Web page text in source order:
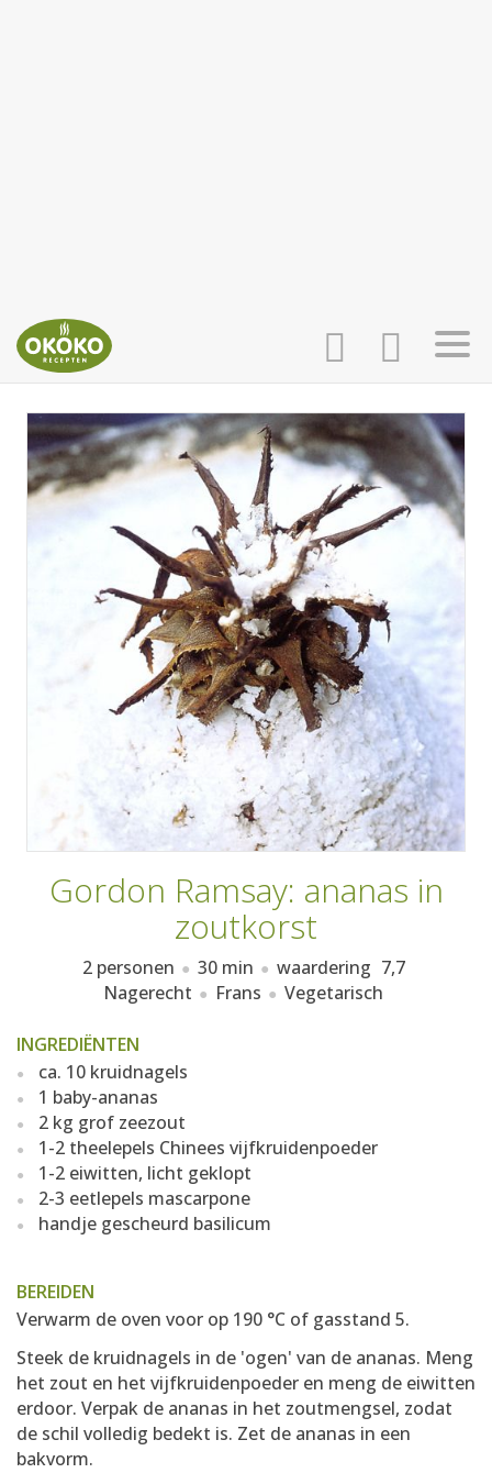
INLOGGEN
AANMELDEN
HOME
RECEPTEN
WEEKMENU'S
KOOKBOEKEN
Gordon Ramsay: ananas in
zoutkorst
2 personen 30 min waardering 7,7
Nagerecht
Frans Vegetarisch
INGREDIËNTEN
ca. 10 kruidnagels
1 baby-ananas
2 kg grof zeezout
1-2 theelepels Chinees vijfkruidenpoeder
1-2 eiwitten, licht geklopt
2-3 eetlepels mascarpone
handje gescheurd basilicum
BEREIDEN
Verwarm de oven voor op 190 °C of gasstand 5.
Steek de kruidnagels in de 'ogen' van de ananas. Meng
het zout en het vijfkruidenpoeder en meng de eiwitten
erdoor. Verpak de ananas in het zoutmengsel, zodat
de schil volledig bedekt is. Zet de ananas in een
bakvorm.